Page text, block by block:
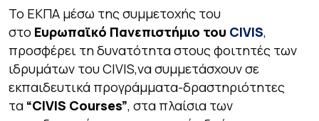
To ΕΚΠΑ μέσω της συμμετοχής του
στο Ευρωπαϊκό Πανεπιστήμιο του CIVIS,
προσφέρει τη δυνατότητα στους φοιτητές των
ιδρυμάτων του CIVIS,να συμμετάσχουν σε
εκπαιδευτικά προγράμματα-δραστηριότητες
τα “CIVIS Courses”, στα πλαίσια των